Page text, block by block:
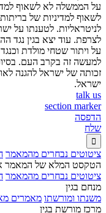
על הממשלה לא לשאוף
לשאוף למדיניות של
לניטראליות. לטענתו על
לצרפת. עוד יצא בגין נגד
על ויתור שטחי מולדת
למעשה זה בקרב העם.
זכותה של ישראל להגנה
ישראל.
talk us
section marker
הדפסה
שלח

ציטוטים נבחרים מהמאמר
הטקסט המלא של המאמר
ציטוטים נבחרים מהמאמר
מנחם בגין
משנתו ומורשתו מאמרים
מרכז מורשת בגין